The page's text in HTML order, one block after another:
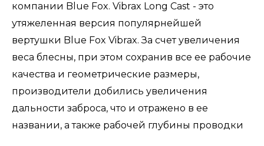
компании Blue Fox. Vibrax Long Cast - это
утяжеленная версия популярнейшей
вертушки Blue Fox Vibrax. За счет увеличения
веса блесны, при этом сохранив все ее рабочие
качества и геометрические размеры,
производители добились увеличения
дальности заброса, что и отражено в ее
названии, а также рабочей глубины проводки